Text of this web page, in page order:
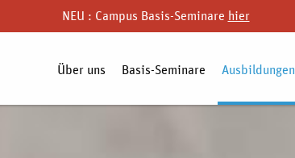
NEU : Campus Basis-Seminare hier
Über uns Basis-Seminare Ausbildungen